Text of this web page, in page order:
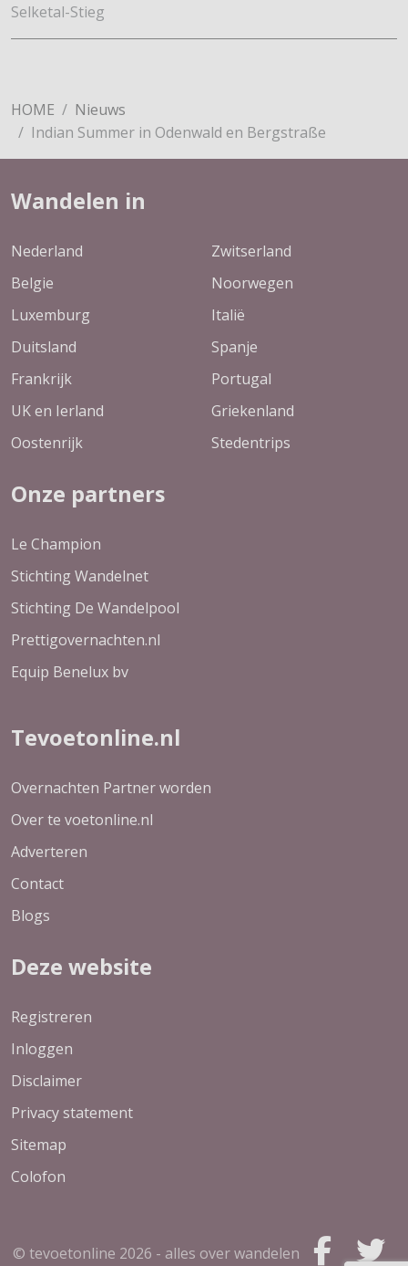
Selketal-Stieg
HOME
Nieuws
Indian Summer in Odenwald en Bergstraße
Wandelen in
Nederland
Belgie
Luxemburg
Duitsland
Frankrijk
UK en Ierland
Oostenrijk
Zwitserland
Noorwegen
Italië
Spanje
Portugal
Griekenland
Stedentrips
Onze partners
Le Champion
Stichting Wandelnet
Stichting De Wandelpool
Prettigovernachten.nl
Equip Benelux bv
Tevoetonline.nl
Overnachten Partner worden
Over te voetonline.nl
Adverteren
Contact
Blogs
Deze website
Registreren
Inloggen
Disclaimer
Privacy statement
Sitemap
Colofon
© tevoetonline 2026 - alles over wandelen